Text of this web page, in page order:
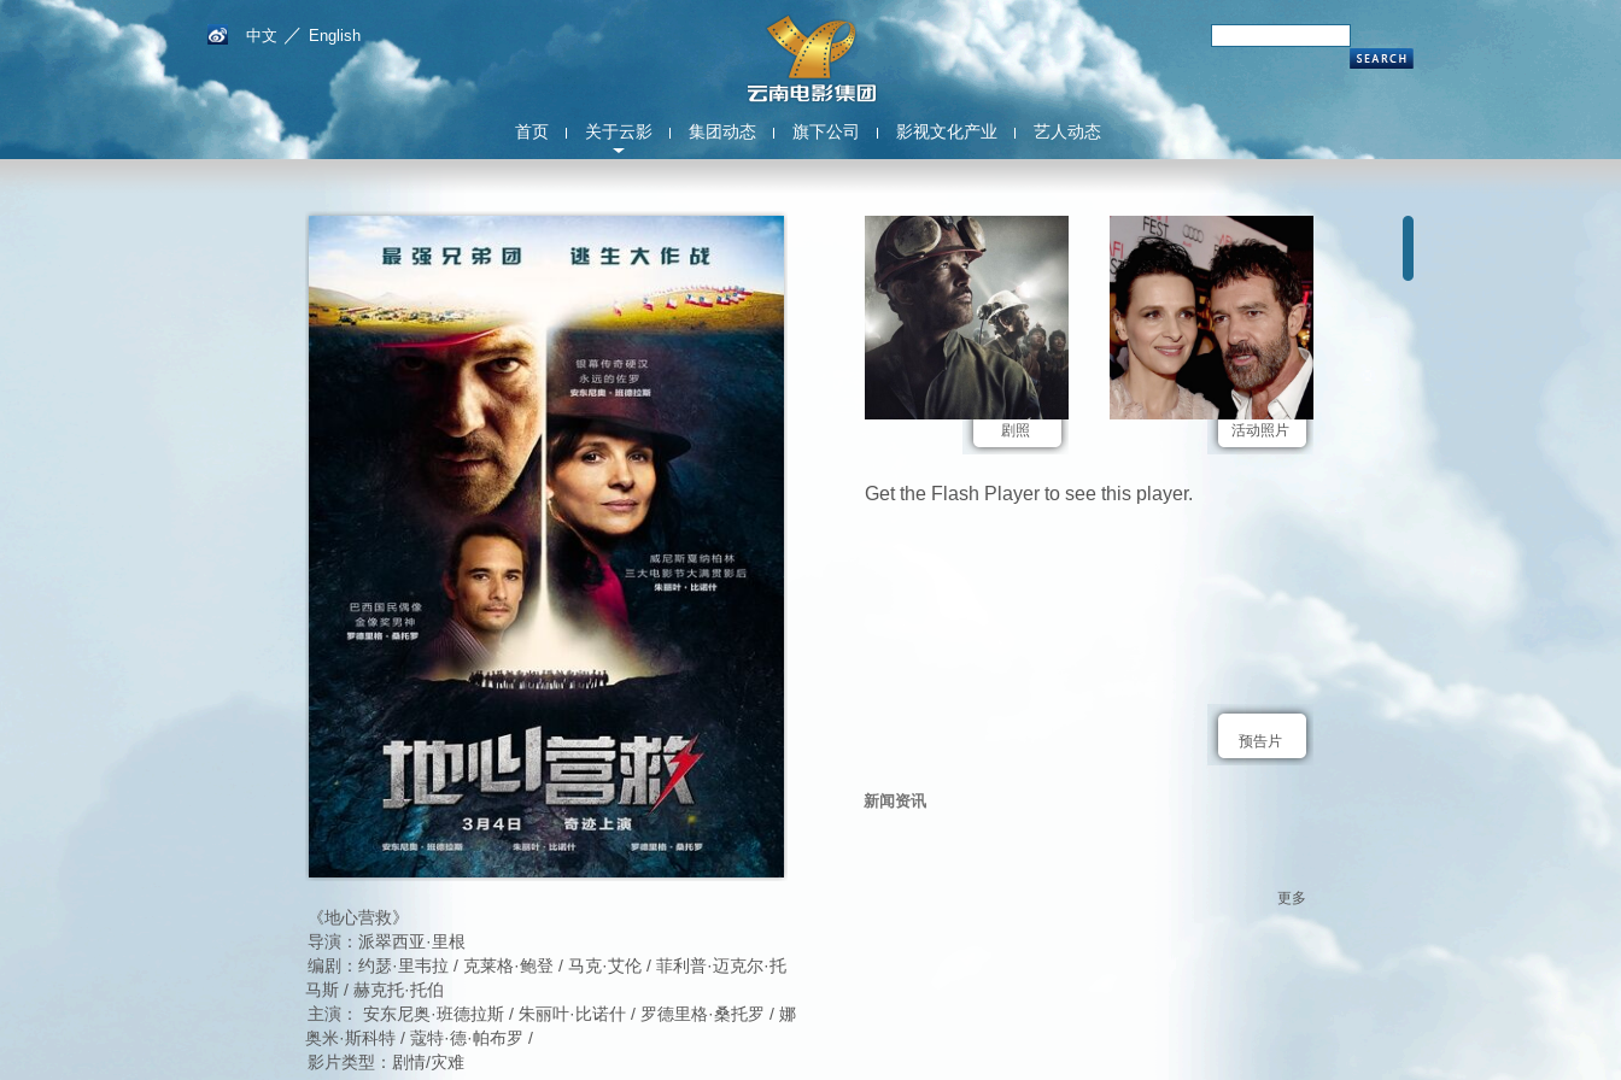
中文 ／ English
首页 关于云影 集团动态 旗下公司 影视文化产业 艺人动态
《地心营救》
导演：派翠西亚·里根
编剧：约瑟·里韦拉 / 克莱格·鲍登 / 马克·艾伦 / 菲利普·迈克尔·托
马斯 / 赫克托·托伯
主演： 安东尼奥·班德拉斯 / 朱丽叶·比诺什 / 罗德里格·桑托罗 / 娜
奥米·斯科特 / 蔻特·德·帕布罗 /
影片类型：剧情/灾难
剧照 活动照片
Get the Flash Player to see this player.
预告片
新闻资讯
更多